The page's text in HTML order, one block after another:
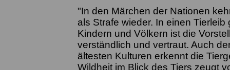
"In den Märchen der Nationen
als Strafe wieder. In einen
Kindern und Völkern ist die
verständlich und vertraut. Auch
ältesten Kulturen erkennt die
Wildheit im Blick des Tiers zeugt